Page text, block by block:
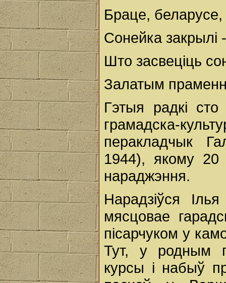
Браце,
Сонейка закрылі
Што засвеціць
Залатым
Гэтыя радкі сто
грамадска-
перакладчык
1944), якому 20
нараджэння.
Нарадзіўся
мясцовае
пісарчуком у
Тут, у родным
курсы і набыў